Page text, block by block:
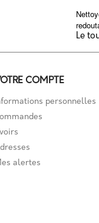
Le
COMPTE
personnelles
alertes